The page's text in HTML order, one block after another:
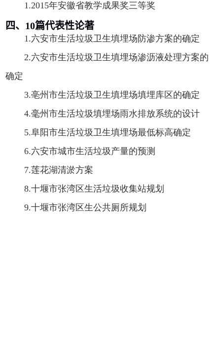
1.2015年安徽省教学成果奖三等奖
四、 10篇代表性论著
1.六安市生活垃圾卫生填埋场防渗方案的确定
2.六安市生活垃圾卫生填埋场渗沥液处理方案的
确定
3.亳州市生活垃圾卫生填埋场填埋库区的确定
4.毫州市生活垃圾填埋场雨水排放系统的设计
5.阜阳市生活垃圾卫生填埋场最低标高确定
6.六安市城市生活垃圾产量的预测
7.莲花湖清淤方案
8.十堰市张湾区生活垃圾收集站规划
9.十堰市张湾区生公共厕所规划